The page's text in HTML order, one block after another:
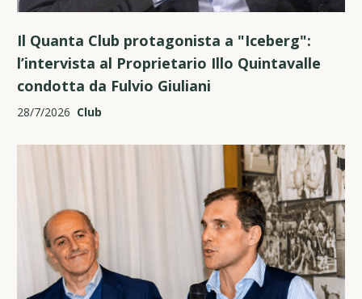
Il Quanta Club protagonista a "Iceberg":
l’intervista al Proprietario Illo Quintavalle
condotta da Fulvio Giuliani
28/7/2026 Club